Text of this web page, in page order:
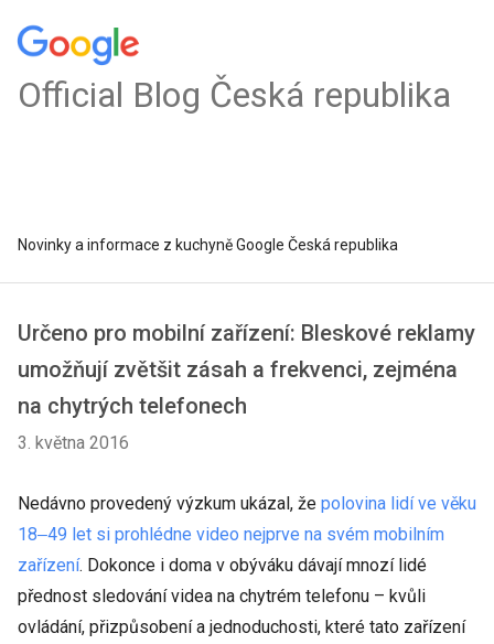
Official Blog Česká republika
Novinky a informace z kuchyně Google Česká republika
Určeno pro mobilní zařízení: Bleskové reklamy
umožňují zvětšit zásah a frekvenci, zejména
na chytrých telefonech
3. května 2016
Nedávno provedený výzkum ukázal, že polovina lidí ve věku
18‒49 let si prohlédne video nejprve na svém mobilním
zařízení. Dokonce i doma v obýváku dávají mnozí lidé
přednost sledování videa na chytrém telefonu – kvůli
ovládání, přizpůsobení a jednoduchosti, které tato zařízení